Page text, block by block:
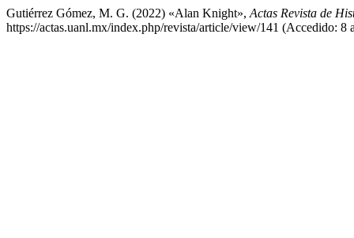
Gutiérrez Gómez, M. G. (2022) «Alan Knight», Actas Revista de
https://actas.uanl.mx/index.php/revista/article/view/141 (Accedido: 8